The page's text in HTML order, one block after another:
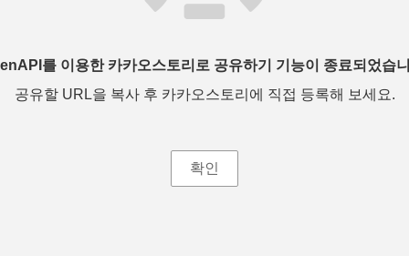
를 이용한 카카오스토리로 공유하기 기능이 종료되었습
공유할 URL을 복사 후 카카오스토리에 직접 등록해 보세요.
확인